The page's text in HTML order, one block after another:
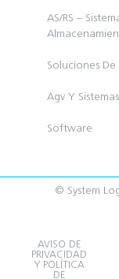
AS/RS –
Soluciones De
Agv Y
Software
© System
AVISO DE
PRIVACIDAD
Y POLÍTICA
DE